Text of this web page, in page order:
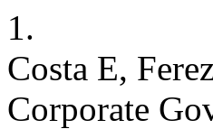
1.
Costa E,
Corporate